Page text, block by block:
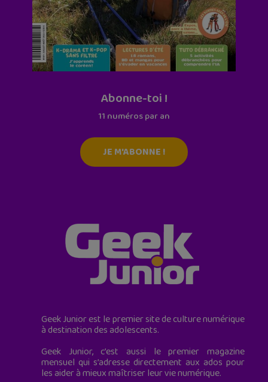
Abonne-toi !
11 numéros par an
JE M'ABONNE !
Geek Junior est le premier site de culture numérique
à destination des adolescents.
Geek Junior, c’est aussi le premier magazine
mensuel qui s’adresse directement aux ados pour
les aider à mieux maîtriser leur vie numérique.